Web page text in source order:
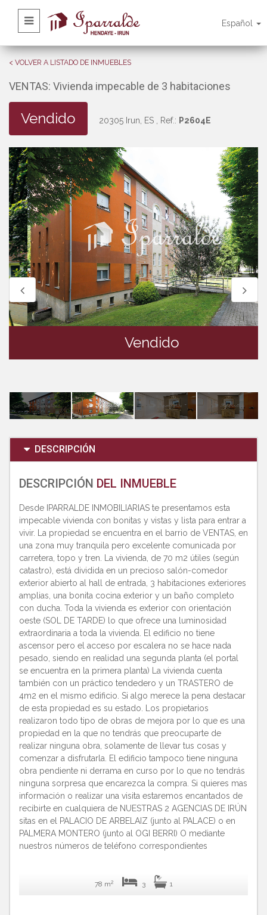
Español
< VOLVER A LISTADO DE INMUEBLES
VENTAS: Vivienda impecable de 3 habitaciones
Vendido 20305 Irun, ES , Ref.: P2604E
Vendido
DESCRIPCIÓN
DESCRIPCIÓN DEL INMUEBLE
Desde IPARRALDE INMOBILIARIAS te presentamos esta
impecable vivienda con bonitas y vistas y lista para entrar a
vivir. La propiedad se encuentra en el barrio de VENTAS, en
una zona muy tranquila pero excelente comunicada por
carretera, topo y tren. La vivienda, de 70 m2 útiles (según
catastro), está dividida en un precioso salón-comedor
exterior abierto al hall de entrada, 3 habitaciones exteriores
amplias, una bonita cocina exterior y un baño completo
con ducha. Toda la vivienda es exterior con orientación
oeste (SOL DE TARDE) lo que ofrece una luminosidad
extraordinaria a toda la vivienda. El edificio no tiene
ascensor pero el acceso por escalera no se hace nada
pesado, siendo en realidad una segunda planta (el portal
se encuentra en la primera planta) La vivienda cuenta
también con un práctico tendedero y un TRASTERO de
4m2 en el mismo edificio. Si algo merece la pena destacar
de esta propiedad es su estado. Los propietarios
realizaron todo tipo de obras de mejora por lo que es una
propiedad en la que no tendrás que preocuparte de
realizar ninguna obra, solamente de llevar tus cosas y
comenzar a disfrutarla. El edificio tampoco tiene ninguna
obra pendiente ni derrama en curso por lo que no tendrás
ninguna sorpresa que encarezca la compra. Si quieres mas
información o realizar una visita estaremos encantados de
recibirte en cualquiera de NUESTRAS 2 AGENCIAS DE IRÚN
sitas en el PALACIO DE ARBELAIZ (junto al PALACE) o en
PALMERA MONTERO (junto al OGI BERRI) O mediante
nuestros números de teléfono correspondientes
78 m2 3 1